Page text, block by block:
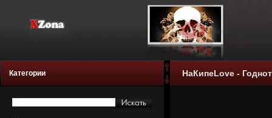
Категории НаКипеLove -